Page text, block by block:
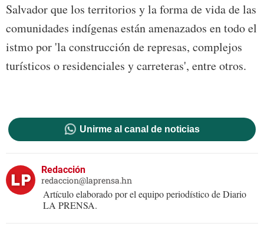
Salvador que los territorios y la forma de vida de las
comunidades indígenas están amenazados en todo el
istmo por 'la construcción de represas, complejos
turísticos o residenciales y carreteras', entre otros.
Unirme al canal de noticias
Redacción
redaccion@laprensa.hn
Artículo elaborado por el equipo periodístico de Diario
LA PRENSA.